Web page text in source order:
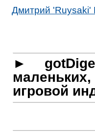
Дмитрий 'Ruysaki'
►
игровой